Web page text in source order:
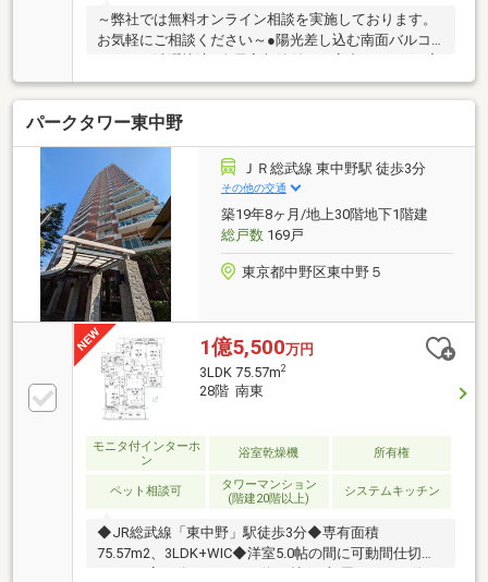
278〉☆
～弊社では無料オンライン相談を実施しております。
お気軽にご相談ください～●陽光差し込む南面バルコ
配ボックス完備で受け取り便利ご見学希望の方は赤色
『見学予約』から。資料請求はオレンジ色『資料請
求』をクリック。直接のお問い合わせは03-6905-9710
まで。（スマートフォンの方は右下青色の電話ボタン
をクリック）■オンライン相談のご案内（※見学予約よ
り受付）ランチや仕事後の15分で完結！住宅ローン相
談やライフプランシュミレーションについても全てオ
ンラインでの対応が可能となっております。※LINEや
メール、お電話でのやり取りも可能です。
パークタワー東中野
ＪＲ総武線 東中野駅 徒歩3分
その他の交通
築19年8ヶ月/地上30階地下1階建
総戸数169戸
東京都中野区東中野５
1億5,500万円
3LDK 75.57m2
28階 南東
モニタ付インターホ
ン
浴室乾燥機 所有権
ペット相談可
タワーマンション
(階建20階以上)
システムキッチン
◆JR総武線「東中野」駅徒歩3分◆専有面積
75.57m2、3LDK+WIC◆洋室5.0帖の間に可動間仕切り